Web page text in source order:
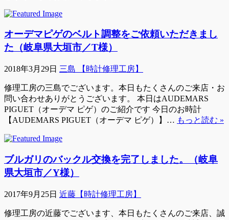
オーデマピゲのベルト調整をご依頼いただきまし
た（岐阜県大垣市／T様）
2018年3月29日 三島 【時計修理工房】
修理工房の三島でございます。本日もたくさんのご来店・お
問い合わせありがとうございます。 本日はAUDEMARS
PIGUET（オーデマ ピゲ）のご紹介です 今日のお時計
【AUDEMARS PIGUET（オーデマ ピゲ）】… もっと読む »
ブルガリのバックル交換を完了しました。（岐阜
県大垣市／Y様）
2017年9月25日 近藤【時計修理工房】
修理工房の近藤でございます、本日もたくさんのご来店、誠